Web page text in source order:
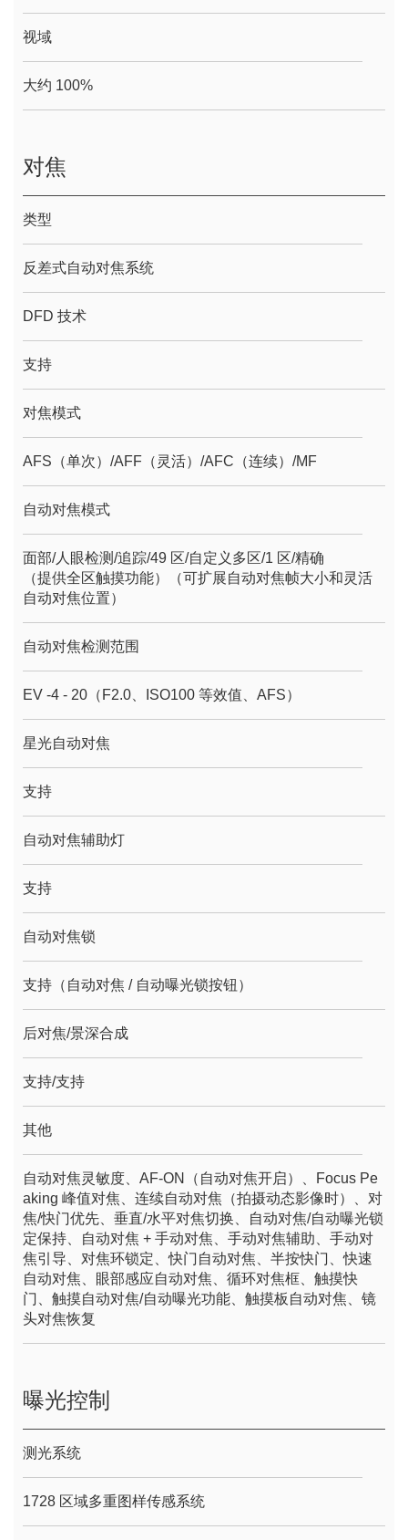
视域
大约 100%
对焦
类型
反差式自动对焦系统
DFD 技术
支持
对焦模式
AFS（单次）/AFF（灵活）/AFC（连续）/MF
自动对焦模式
面部/人眼检测/追踪/49 区/自定义多区/1 区/精确
（提供全区触摸功能）（可扩展自动对焦帧大小和灵活
自动对焦位置）
自动对焦检测范围
EV -4 - 20（F2.0、ISO100 等效值、AFS）
星光自动对焦
支持
自动对焦辅助灯
支持
自动对焦锁
支持（自动对焦 / 自动曝光锁按钮）
后对焦/景深合成
支持/支持
其他
自动对焦灵敏度、AF-ON（自动对焦开启）、Focus Pe
aking 峰值对焦、连续自动对焦（拍摄动态影像时）、对
焦/快门优先、垂直/水平对焦切换、自动对焦/自动曝光锁
定保持、自动对焦 + 手动对焦、手动对焦辅助、手动对
焦引导、对焦环锁定、快门自动对焦、半按快门、快速
自动对焦、眼部感应自动对焦、循环对焦框、触摸快
门、触摸自动对焦/自动曝光功能、触摸板自动对焦、镜
头对焦恢复
曝光控制
测光系统
1728 区域多重图样传感系统